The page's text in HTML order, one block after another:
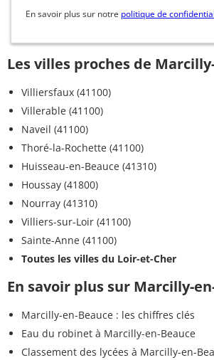
En savoir plus sur notre politique de
Les villes proches de
Villiersfaux (41100)
Villerable (41100)
Naveil (41100)
Thoré-la-Rochette (41100)
Huisseau-en-Beauce (41310)
Houssay (41800)
Nourray (41310)
Villiers-sur-Loir (41100)
Sainte-Anne (41100)
Toutes les villes du Loir-et-Cher
En savoir plus sur Marcilly-
Marcilly-en-Beauce : les chiffres clés
Eau du robinet à Marcilly-en-Beauce
Classement des lycées à Marcilly-en-